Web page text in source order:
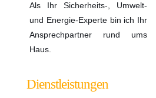
Als Ihr Sicherheits-, Umwelt-
und Energie-Experte bin ich Ihr
Ansprechpartner rund ums
Haus.
Dienstleistungen